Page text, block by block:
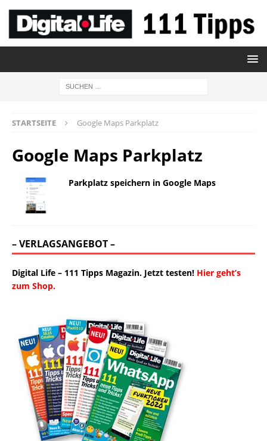
STARTSEITE Google Maps Parkplatz
Google Maps Parkplatz
Parkplatz speichern in Google Maps
– VERLAGSANGEBOT –
Digital Life – 111 Tipps Magazin. Jetzt testen! Hier geht’s
zum Shop.